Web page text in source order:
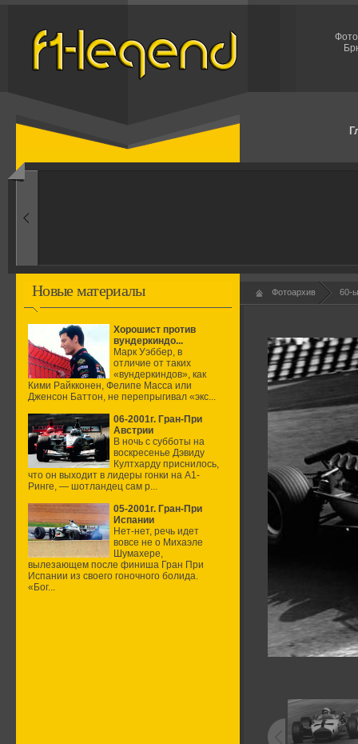
1960-ые
Новые материалы
Хорошист против
вундеркиндо...
Марк Уэббер, в
отличие от таких
«вундеркиндов», как
Кими Райкконен, Фелипе Масса или
Дженсон Баттон, не перепрыгивал «экс...
06-2001г. Гран-При
Австрии
В ночь с субботы на
воскресенье Дэвиду
Култхарду приснилось,
что он выходит в лидеры гонки на А1-
Ринге, — шотландец сам р...
05-2001г. Гран-При
Испании
Нет-нет, речь идет
вовсе не о Михаэле
Шумахере,
вылезающем после финиша Гран При
Испании из своего гоночного болида.
«Бог...
Фотоархив 60-